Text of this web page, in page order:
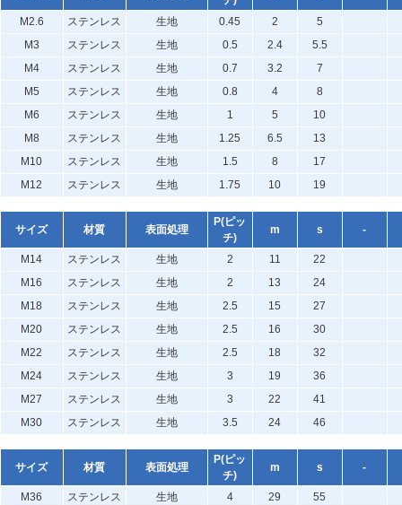
M2.6 ステンレス 生地 0.45 2
5
M3
ステンレス 生地 0.5 2.4
5.5
M4
ステンレス 生地 0.7 3.2
7
M5
ステンレス 生地 0.8 4
8
M6
ステンレス 生地 1 5
10
M8
ステンレス 生地 1.25 6.5
13
M10
ステンレス 生地 1.5 8
17
M12
ステンレス 生地 1.75 10 19
サイズ 材質 表面処理
P(ピッ
チ)
m s -
M14 ステンレス 生地 2 11
22
M16
ステンレス 生地 2 13
24
M18
ステンレス 生地 2.5 15
27
M20
ステンレス 生地 2.5 16
30
M22
ステンレス 生地 2.5 18
32
M24
ステンレス 生地 3 19
36
M27
ステンレス 生地 3 22
41
M30
ステンレス 生地 3.5 24 46
サイズ 材質 表面処理
P(ピッ
チ)
m s -
M36 ステンレス 生地 4 29
55